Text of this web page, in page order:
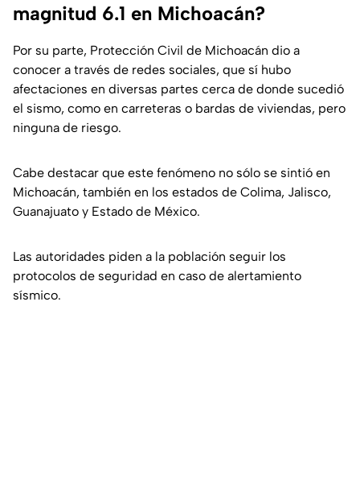
magnitud 6.1 en Michoacán?
Por su parte, Protección Civil de Michoacán dio a
conocer a través de redes sociales, que sí hubo
afectaciones en diversas partes cerca de donde sucedió
el sismo, como en carreteras o bardas de viviendas, pero
ninguna de riesgo.
Cabe destacar que este fenómeno no sólo se sintió en
Michoacán, también en los estados de Colima, Jalisco,
Guanajuato y Estado de México.
Las autoridades piden a la población seguir los
protocolos de seguridad en caso de alertamiento
sísmico.